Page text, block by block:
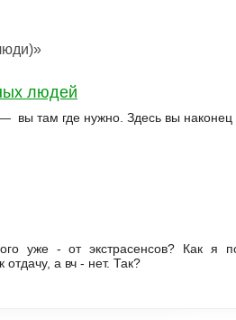
людей
там где нужно. Здесь вы наконец
уже - от экстрасенсов? Как я
а вч - нет. Так?